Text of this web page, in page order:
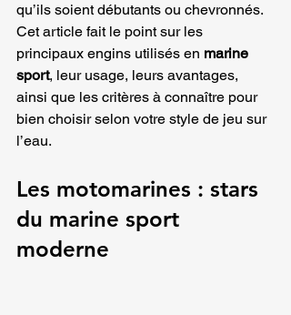
qu’ils soient débutants ou chevronnés.
Cet article fait le point sur les
principaux engins utilisés en marine
sport, leur usage, leurs avantages,
ainsi que les critères à connaître pour
bien choisir selon votre style de jeu sur
l’eau.
Les motomarines : stars
du marine sport
moderne